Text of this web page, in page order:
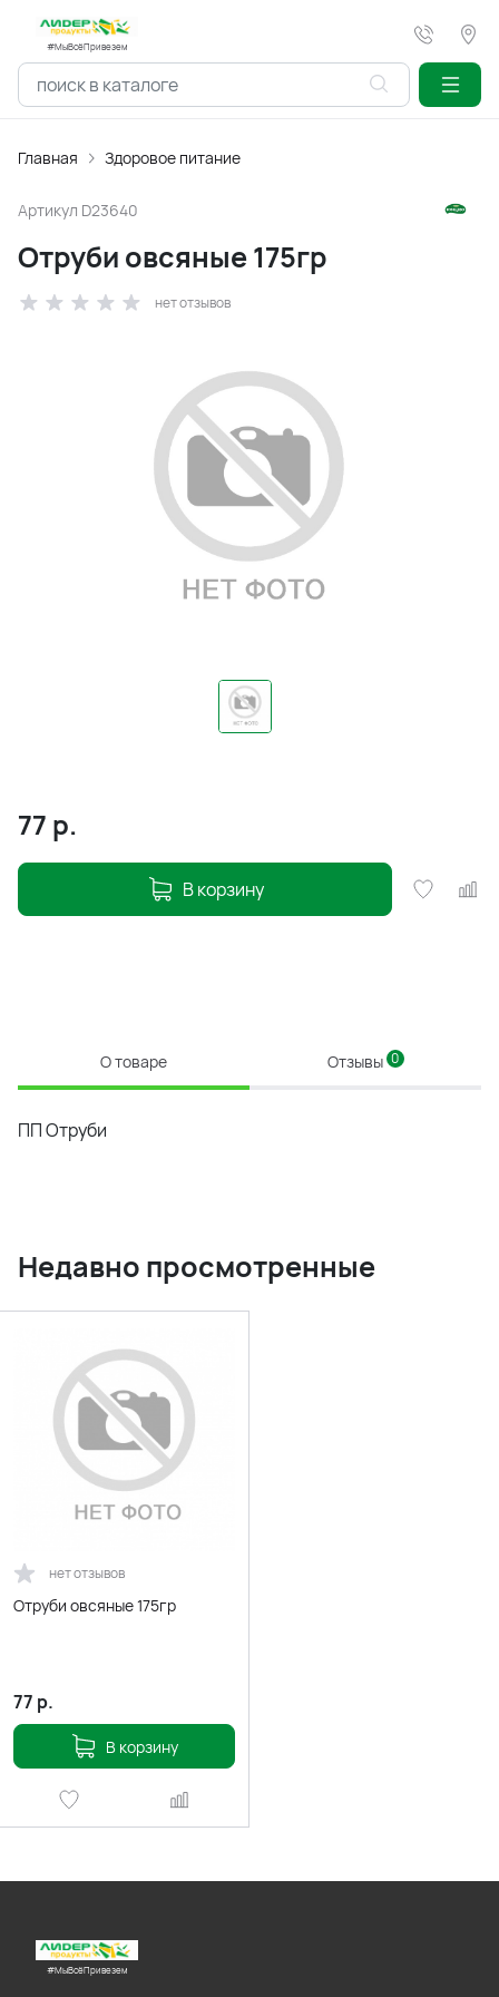
#МыВсёПривезем
Главная Здоровое питание
Артикул D23640
Отруби овсяные 175гр
нет отзывов
77 р.
В корзину
О товаре Отзывы 0
ПП Отруби
Недавно просмотренные
нет отзывов
Отруби овсяные 175гр
77 р.
В корзину
#МыВсёПривезем